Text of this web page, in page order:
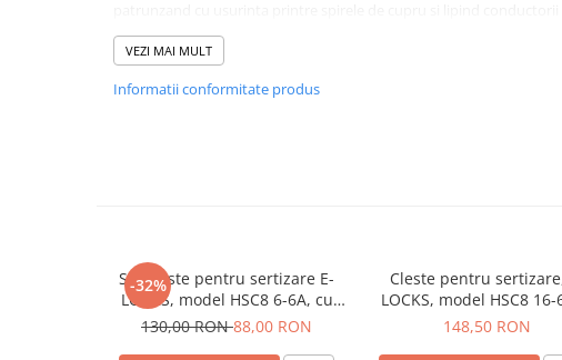
La capat, morseta are o bila de sticla care sigileaza legatura.
Pentru usurinta in utilizare, morsetele termocontractibile au inele
Prin incalzirea cu pistolul cu aer cald se realizeaza contractarea
VEZI MAI MULT
Informatii conformitate produs
-32%
Set cleste pentru sertizare E-
LOCKS, model HSC8 6-6A, cu
sase falci + 1900 buc terminale
130,00 RON88,00 RON
Cleste pentru
LOCKS, model HSC8 16-
sase falci, 0,08 - 16
148,50 RON